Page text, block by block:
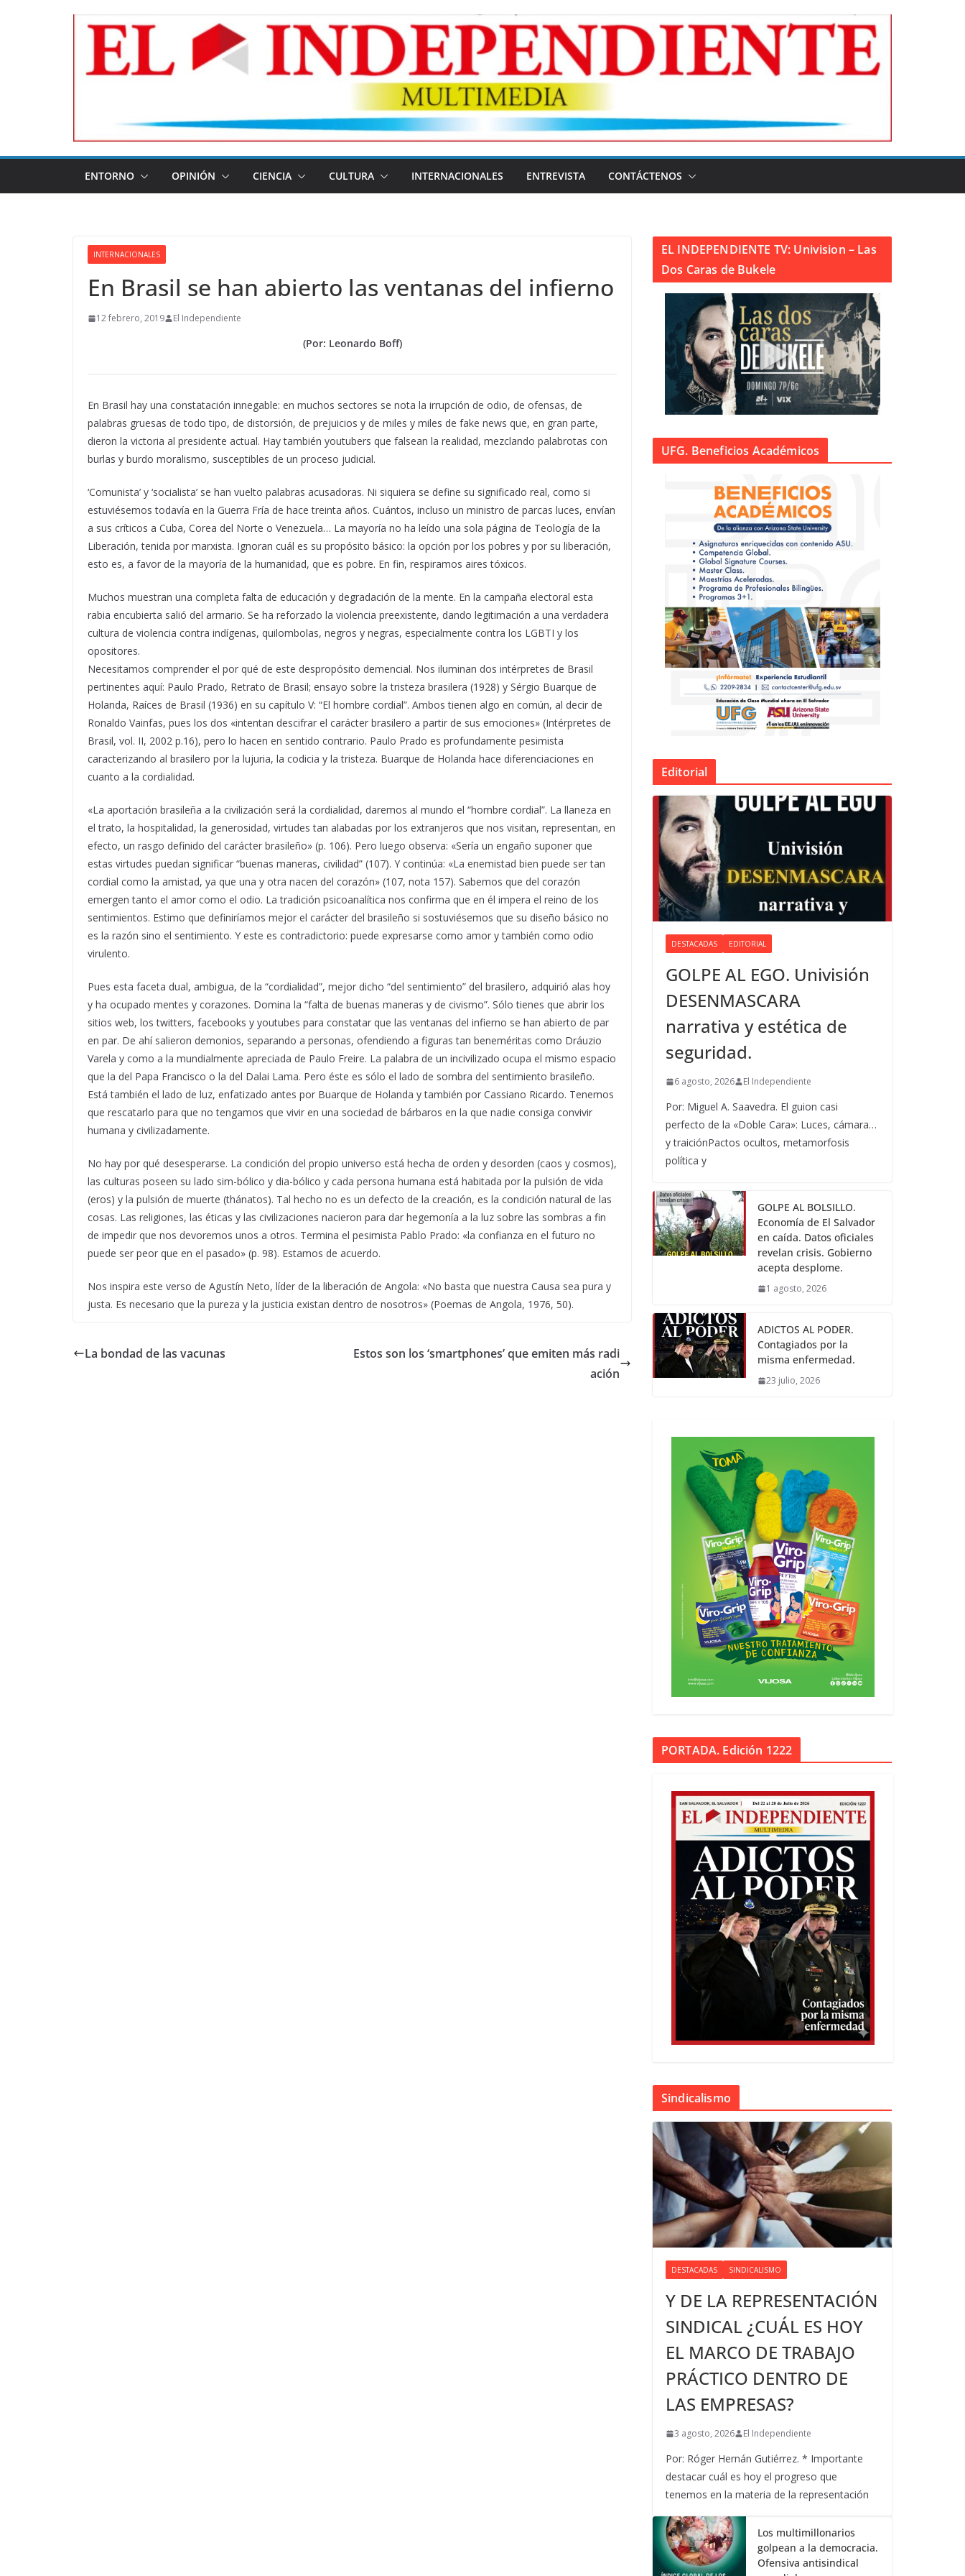
ENTORNO OPINIÓN CIENCIA CULTURA INTERNACIONALES ENTREVISTA CONTÁCTENOS
INTERNACIONALES
En Brasil se han abierto las ventanas del infierno
12 febrero, 2019 El Independiente
(Por: Leonardo Boff)
En Brasil hay una constatación innegable: en muchos sectores se nota la irrupción de odio, de ofensas, de
palabras gruesas de todo tipo, de distorsión, de prejuicios y de miles y miles de fake news que, en gran parte,
dieron la victoria al presidente actual. Hay también youtubers que falsean la realidad, mezclando palabrotas con
burlas y burdo moralismo, susceptibles de un proceso judicial.
‘Comunista’ y ‘socialista’ se han vuelto palabras acusadoras. Ni siquiera se define su significado real, como si
estuviésemos todavía en la Guerra Fría de hace treinta años. Cuántos, incluso un ministro de parcas luces, envían
a sus críticos a Cuba, Corea del Norte o Venezuela… La mayoría no ha leído una sola página de Teología de la
Liberación, tenida por marxista. Ignoran cuál es su propósito básico: la opción por los pobres y por su liberación,
esto es, a favor de la mayoría de la humanidad, que es pobre. En fin, respiramos aires tóxicos.
Muchos muestran una completa falta de educación y degradación de la mente. En la campaña electoral esta
rabia encubierta salió del armario. Se ha reforzado la violencia preexistente, dando legitimación a una verdadera
cultura de violencia contra indígenas, quilombolas, negros y negras, especialmente contra los LGBTI y los
opositores.
Necesitamos comprender el por qué de este despropósito demencial. Nos iluminan dos intérpretes de Brasil
pertinentes aquí: Paulo Prado, Retrato de Brasil; ensayo sobre la tristeza brasilera (1928) y Sérgio Buarque de
Holanda, Raíces de Brasil (1936) en su capítulo V: “El hombre cordial”. Ambos tienen algo en común, al decir de
Ronaldo Vainfas, pues los dos «intentan descifrar el carácter brasilero a partir de sus emociones» (Intérpretes de
Brasil, vol. II, 2002 p.16), pero lo hacen en sentido contrario. Paulo Prado es profundamente pesimista
caracterizando al brasilero por la lujuria, la codicia y la tristeza. Buarque de Holanda hace diferenciaciones en
cuanto a la cordialidad.
«La aportación brasileña a la civilización será la cordialidad, daremos al mundo el “hombre cordial”. La llaneza en
el trato, la hospitalidad, la generosidad, virtudes tan alabadas por los extranjeros que nos visitan, representan, en
efecto, un rasgo definido del carácter brasileño» (p. 106). Pero luego observa: «Sería un engaño suponer que
estas virtudes puedan significar “buenas maneras, civilidad” (107). Y continúa: «La enemistad bien puede ser tan
cordial como la amistad, ya que una y otra nacen del corazón» (107, nota 157). Sabemos que del corazón
emergen tanto el amor como el odio. La tradición psicoanalítica nos confirma que en él impera el reino de los
sentimientos. Estimo que definiríamos mejor el carácter del brasileño si sostuviésemos que su diseño básico no
es la razón sino el sentimiento. Y este es contradictorio: puede expresarse como amor y también como odio
virulento.
Pues esta faceta dual, ambigua, de la “cordialidad”, mejor dicho “del sentimiento” del brasilero, adquirió alas hoy
y ha ocupado mentes y corazones. Domina la “falta de buenas maneras y de civismo”. Sólo tienes que abrir los
sitios web, los twitters, facebooks y youtubes para constatar que las ventanas del infierno se han abierto de par
en par. De ahí salieron demonios, separando a personas, ofendiendo a figuras tan beneméritas como Dráuzio
Varela y como a la mundialmente apreciada de Paulo Freire. La palabra de un incivilizado ocupa el mismo espacio
que la del Papa Francisco o la del Dalai Lama. Pero éste es sólo el lado de sombra del sentimiento brasileño.
Está también el lado de luz, enfatizado antes por Buarque de Holanda y también por Cassiano Ricardo. Tenemos
que rescatarlo para que no tengamos que vivir en una sociedad de bárbaros en la que nadie consiga convivir
humana y civilizadamente.
No hay por qué desesperarse. La condición del propio universo está hecha de orden y desorden (caos y cosmos),
las culturas poseen su lado sim-bólico y dia-bólico y cada persona humana está habitada por la pulsión de vida
(eros) y la pulsión de muerte (thánatos). Tal hecho no es un defecto de la creación, es la condición natural de las
cosas. Las religiones, las éticas y las civilizaciones nacieron para dar hegemonía a la luz sobre las sombras a fin
de impedir que nos devoremos unos a otros. Termina el pesimista Pablo Prado: «la confianza en el futuro no
puede ser peor que en el pasado» (p. 98). Estamos de acuerdo.
Nos inspira este verso de Agustín Neto, líder de la liberación de Angola: «No basta que nuestra Causa sea pura y
justa. Es necesario que la pureza y la justicia existan dentro de nosotros» (Poemas de Angola, 1976, 50).
La bondad de las vacunas
Estos son los ‘smartphones’ que emiten más radi
ación
EL INDEPENDIENTE TV: Univision – Las
Dos Caras de Bukele
UFG. Beneficios Académicos
Editorial
DESTACADAS EDITORIAL
GOLPE AL EGO. Univisión
DESENMASCARA
narrativa y estética de
seguridad.
6 agosto, 2026 El Independiente
Por: Miguel A. Saavedra. El guion casi
perfecto de la «Doble Cara»: Luces, cámara…
y traiciónPactos ocultos, metamorfosis
política y
GOLPE AL BOLSILLO.
Economía de El Salvador
en caída. Datos oficiales
revelan crisis. Gobierno
acepta desplome.
1 agosto, 2026
ADICTOS AL PODER.
Contagiados por la
misma enfermedad.
23 julio, 2026
PORTADA. Edición 1222
Sindicalismo
DESTACADAS SINDICALISMO
Y DE LA REPRESENTACIÓN
SINDICAL ¿CUÁL ES HOY
EL MARCO DE TRABAJO
PRÁCTICO DENTRO DE
LAS EMPRESAS?
3 agosto, 2026 El Independiente
Por: Róger Hernán Gutiérrez. * Importante
destacar cuál es hoy el progreso que
tenemos en la materia de la representación
Los multimillonarios
golpean a la democracia.
Ofensiva antisindical